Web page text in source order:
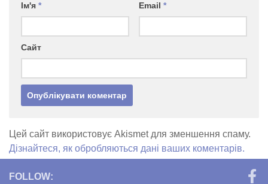
Ім'я * Email *
Сайт
Цей сайт використовує Akismet для зменшення спаму.
Дізнайтеся, як обробляються дані ваших коментарів.
FOLLOW: